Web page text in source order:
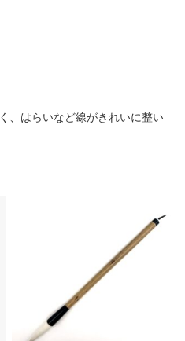
、はらいなど線がきれいに整い